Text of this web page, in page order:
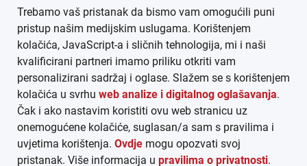
AGB
DATENSCHUTZ
MEDIADATEN
ARHIVA (PDF)
Trebamo vaš pristanak da bismo vam omogućili puni
pristup našim medijskim uslugama. Korištenjem
kolačića, JavaScript-a i sličnih tehnologija, mi i naši
kvalificirani partneri imamo priliku otkriti vam
personalizirani sadržaj i oglase. Slažem se s korištenjem
kolačića u svrhu web analize i digitalnog oglašavanja.
Čak i ako nastavim koristiti ovu web stranicu uz
onemogućene kolačiće, suglasan/a sam s pravilima i
uvjetima korištenja. Ovdje mogu opozvati svoj
pristanak. Više informacija u pravilima o privatnosti.